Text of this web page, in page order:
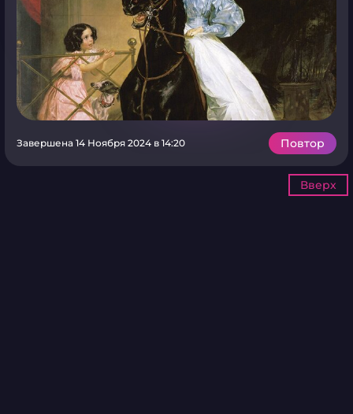
Завершена 14 Ноября 2024 в 14:20 Повтор
Вверх